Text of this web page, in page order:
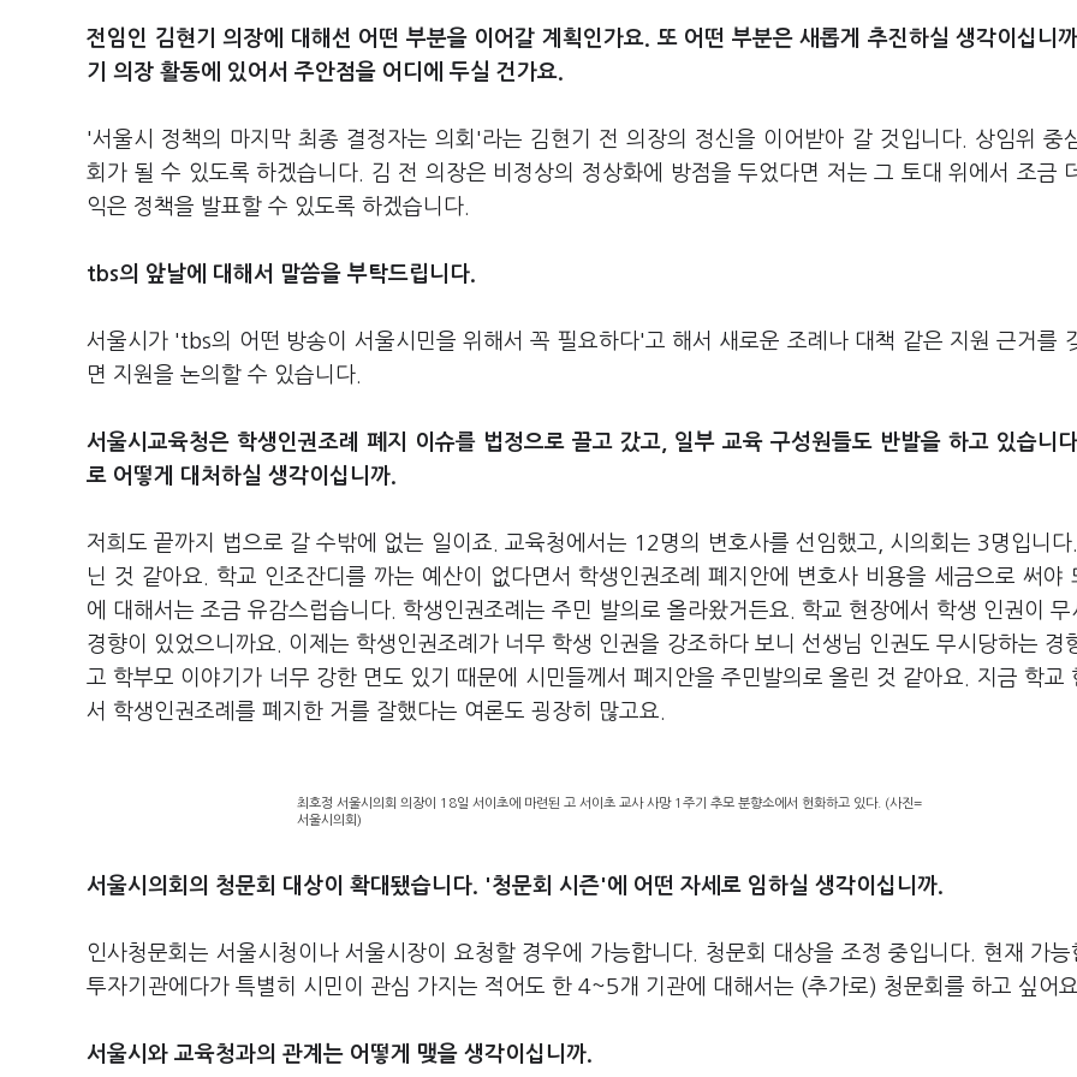
전임인 김현기 의장에 대해선 어떤 부분을 이어갈 계획인가요. 또 어떤 부분은 새롭게 추진하실 생각이십니
기 의장 활동에 있어서 주안점을 어디에 두실 건가요.
'서울시 정책의 마지막 최종 결정자는 의회'라는 김현기 전 의장의 정신을 이어받아 갈 것입니다. 상임위 중
회가 될 수 있도록 하겠습니다. 김 전 의장은 비정상의 정상화에 방점을 두었다면 저는 그 토대 위에서 조금
익은 정책을 발표할 수 있도록 하겠습니다.
tbs의 앞날에 대해서 말씀을 부탁드립니다.
서울시가 'tbs의 어떤 방송이 서울시민을 위해서 꼭 필요하다'고 해서 새로운 조례나 대책 같은 지원 근거를
면 지원을 논의할 수 있습니다.
서울시교육청은 학생인권조례 폐지 이슈를 법정으로 끌고 갔고, 일부 교육 구성원들도 반발을 하고 있습니
로 어떻게 대처하실 생각이십니까.
저희도 끝까지 법으로 갈 수밖에 없는 일이죠. 교육청에서는 12명의 변호사를 선임했고, 시의회는 3명입니
닌 것 같아요. 학교 인조잔디를 까는 예산이 없다면서 학생인권조례 폐지안에 변호사 비용을 세금으로 써야
에 대해서는 조금 유감스럽습니다. 학생인권조례는 주민 발의로 올라왔거든요. 학교 현장에서 학생 인권이 무
경향이 있었으니까요. 이제는 학생인권조례가 너무 학생 인권을 강조하다 보니 선생님 인권도 무시당하는 경
고 학부모 이야기가 너무 강한 면도 있기 때문에 시민들께서 폐지안을 주민발의로 올린 것 같아요. 지금 학교
서 학생인권조례를 폐지한 거를 잘했다는 여론도 굉장히 많고요.
최호정 서울시의회 의장이 18일 서이초에 마련된 고 서이초 교사 사망 1주기 추모 분향소에서 헌화하고 있다. (사진=
서울시의회)
서울시의회의 청문회 대상이 확대됐습니다. '청문회 시즌'에 어떤 자세로 임하실 생각이십니까.
인사청문회는 서울시청이나 서울시장이 요청할 경우에 가능합니다. 청문회 대상을 조정 중입니다. 현재 가능
투자기관에다가 특별히 시민이 관심 가지는 적어도 한 4~5개 기관에 대해서는 (추가로) 청문회를 하고 싶어요.
서울시와 교육청과의 관계는 어떻게 맺을 생각이십니까.